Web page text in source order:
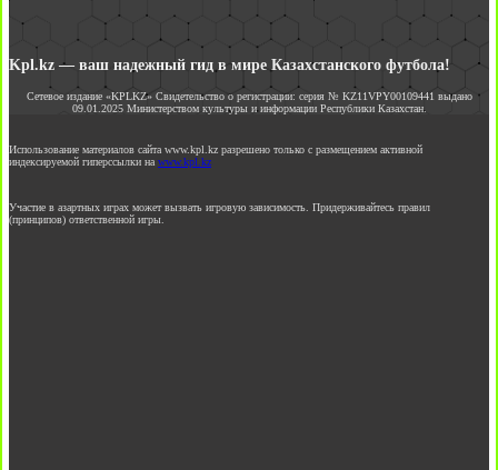
Kpl.kz — ваш надежный гид в мире Казахстанского футбола!
Сетевое издание «KPLKZ» Свидетельство о регистрации: серия № KZ11VPY00109441 выдано
09.01.2025 Министерством культуры и информации Республики Казахстан.
Использование материалов сайта www.kpl.kz разрешено только с размещением активной
индексируемой гиперссылки на www.kpl.kz
Участие в азартных играх может вызвать игровую зависимость. Придерживайтесь правил
(принципов) ответственной игры.